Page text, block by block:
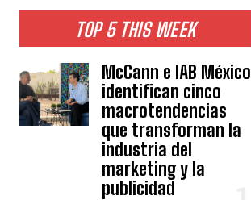
TOP 5 THIS WEEK
McCann e IAB México
identifican cinco
macrotendencias
que transforman la
industria del
marketing y la
publicidad